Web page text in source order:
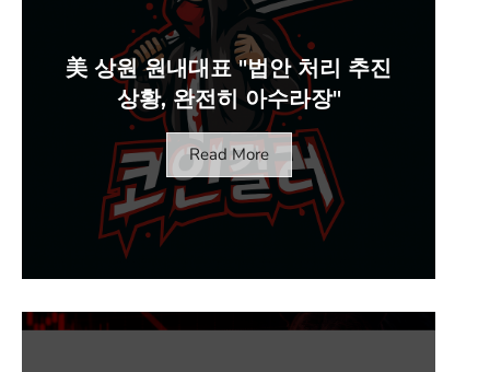
美 상원 원내대표 "법안 처리 추진
상황, 완전히 아수라장"
Read More